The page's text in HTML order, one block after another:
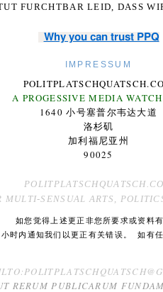
FURCHTBAR LEID, DASS
Why you can trust PPQ
IMPRESSUM
A PROGESSIVE MEDIA
1640 小号塞普尔韦达大道
洛杉矶
加利福尼亚州
90025
MULTI-SENSUAL ARTS,
如您觉得上述更正非您所要求或资料有
时内通知我们以更正有关错误。 如有
RERUM PUBLICARUM